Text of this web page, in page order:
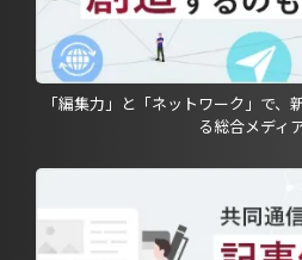
「編集力」と「ネットワーク」で
る総合メディ